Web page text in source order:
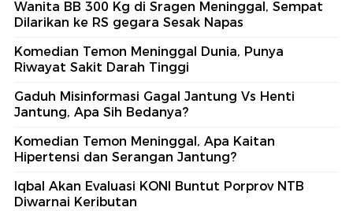
Wanita BB 300 Kg di Sragen Meninggal, Sempat
Dilarikan ke RS gegara Sesak Napas
Komedian Temon Meninggal Dunia, Punya
Riwayat Sakit Darah Tinggi
Gaduh Misinformasi Gagal Jantung Vs Henti
Jantung, Apa Sih Bedanya?
Komedian Temon Meninggal, Apa Kaitan
Hipertensi dan Serangan Jantung?
Iqbal Akan Evaluasi KONI Buntut Porprov NTB
Diwarnai Keributan